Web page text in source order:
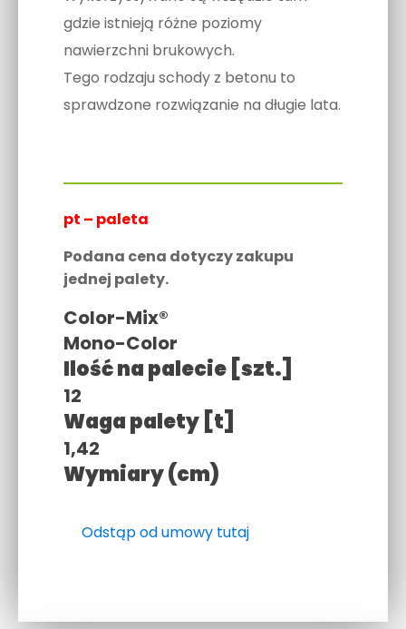
gdzie istnieją różne poziomy
nawierzchni brukowych.
Tego rodzaju schody z betonu to
sprawdzone rozwiązanie na długie lata.
pt – paleta
Podana cena dotyczy zakupu
jednej palety.
Color-Mix®
Mono-Color
Ilość na palecie [szt.]
12
Waga palety [t]
1,42
Wymiary (cm)
Odstąp od umowy tutaj